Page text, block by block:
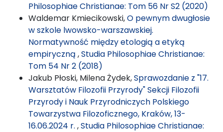
Philosophiae Christianae: Tom 56 Nr S2 (2020)
Waldemar Kmiecikowski,O pewnym dwugłosie
w szkole lwowsko-warszawskiej.
Normatywność między etologią a etyką
empiryczną ,Studia Philosophiae Christianae:
Tom 54 Nr 2 (2018)
Jakub Płoski, Milena Żydek,Sprawozdanie z "17.
Warsztatów Filozofii Przyrody" Sekcji Filozofii
Przyrody i Nauk Przyrodniczych Polskiego
Towarzystwa Filozoficznego, Kraków, 13-
16.06.2024 r. ,Studia Philosophiae Christianae: